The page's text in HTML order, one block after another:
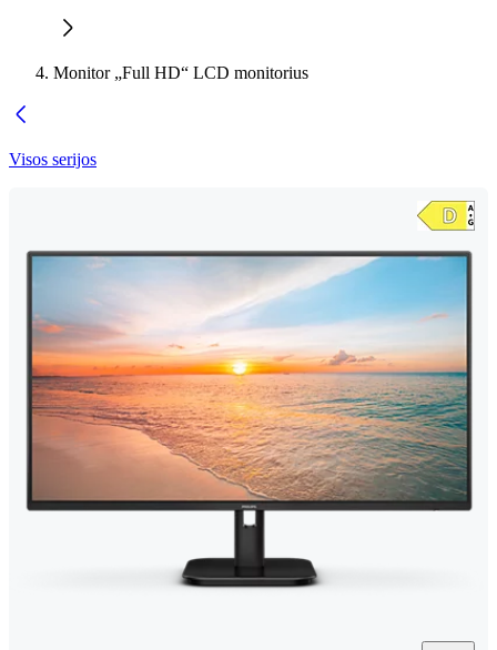
Monitor „Full HD“ LCD monitorius
Visos serijos